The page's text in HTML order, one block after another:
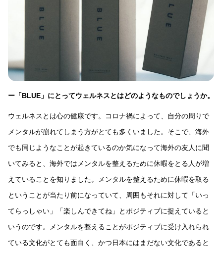
ー「BLUE」にとってウェルネスとはどのようなものでしょうか。
ウェルネスとは心の健康です。コロナ禍によって、自分の周りで
メンタルが崩れてしまう方がとても多くいました。そこで、海外
でも同じようなことが起きているのか気になって海外の友人に聞
いてみると、海外ではメンタルを整えるために休暇をとる人が増
えていることを知りました。メンタルを整えるために休暇を取る
ということが当たり前になっていて、周囲もそれに対して「いっ
てらっしゃい」「楽しんできてね」とポジティブに捉えていると
いうのです。メンタルを整えることがポジティブに受け入れられ
ている文化がとても面白く、かつ日本にはまだない文化であると